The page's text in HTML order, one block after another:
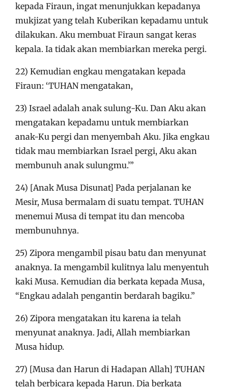
kepada Firaun, ingat menunjukkan kepadanya
mukjizat yang telah Kuberikan kepadamu untuk
dilakukan. Aku membuat Firaun sangat keras
kepala. Ia tidak akan membiarkan mereka pergi.
22) Kemudian engkau mengatakan kepada
Firaun: ‘TUHAN mengatakan,
23) Israel adalah anak sulung-Ku. Dan Aku akan
mengatakan kepadamu untuk membiarkan
anak-Ku pergi dan menyembah Aku. Jika engkau
tidak mau membiarkan Israel pergi, Aku akan
membunuh anak sulungmu.’”
24) [Anak Musa Disunat] Pada perjalanan ke
Mesir, Musa bermalam di suatu tempat. TUHAN
menemui Musa di tempat itu dan mencoba
membunuhnya.
25) Zipora mengambil pisau batu dan menyunat
anaknya. Ia mengambil kulitnya lalu menyentuh
kaki Musa. Kemudian dia berkata kepada Musa,
“Engkau adalah pengantin berdarah bagiku.”
26) Zipora mengatakan itu karena ia telah
menyunat anaknya. Jadi, Allah membiarkan
Musa hidup.
27) [Musa dan Harun di Hadapan Allah] TUHAN
telah berbicara kepada Harun. Dia berkata